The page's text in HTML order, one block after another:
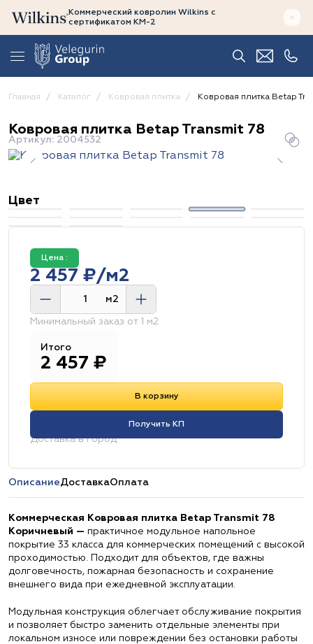
Коммерческий ковролин Wilkins с
сертификатом КМ-2
Главная Каталог Ковровая плитка Ковровая плитка Betap
Ковровая плитка Betap Transmit 78
Артикул: 2004532
Цвет
Цена :
2 457 ₽/м2
м2
Минимальный заказ от 1 м2
Итого
2 457 ₽
В корзину
Получить КП
Доставка в город:
ОписаниеДоставкаОплата
Коммерческая Ковровая плитка Betap Transmit 78
Коричневый — практичное модульное напольное
покрытие 33 класса для коммерческих помещений с высокой
проходимостью. Подходит для объектов, где важны
долговечность, пожарная безопасность и сохранение
внешнего вида при ежедневной эксплуатации.
Модульная конструкция облегчает обслуживание покрытия
и позволяет быстро заменить отдельные элементы при
локальном износе или повреждении без остановки работы